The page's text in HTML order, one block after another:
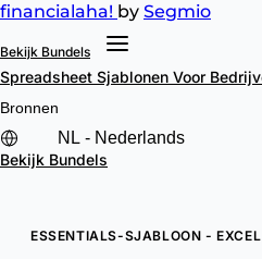
financialaha! by Segmio
Bekijk Bundels
Spreadsheet Sjablonen Voor
Bronnen
Bekijk Bundels
ESSENTIALS-SJABLOON - EXCEL